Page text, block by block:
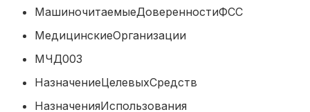
МедицинскиеОрганизации
МЧД003
НазначениеЦелевыхСредств
НазначенияИспользования